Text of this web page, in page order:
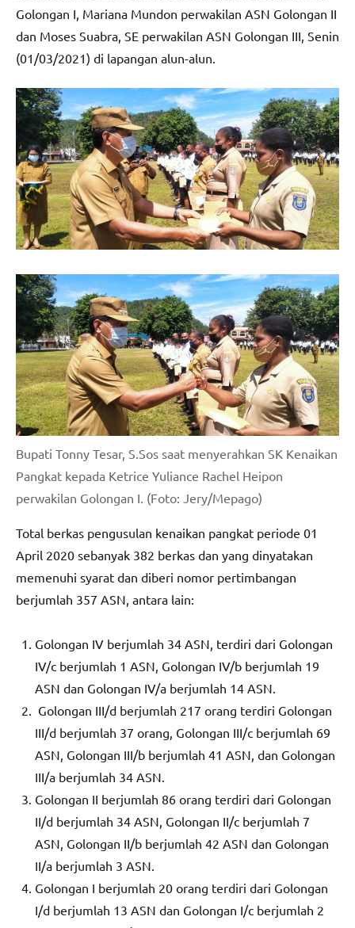
Golongan I, Mariana Mundon perwakilan ASN Golongan II
dan Moses Suabra, SE perwakilan ASN Golongan III, Senin
(01/03/2021) di lapangan alun-alun.
Bupati Tonny Tesar, S.Sos saat menyerahkan SK Kenaikan
Pangkat kepada Ketrice Yuliance Rachel Heipon
perwakilan Golongan I. (Foto: Jery/Mepago)
Total berkas pengusulan kenaikan pangkat periode 01
April 2020 sebanyak 382 berkas dan yang dinyatakan
memenuhi syarat dan diberi nomor pertimbangan
berjumlah 357 ASN, antara lain:
Golongan IV berjumlah 34 ASN, terdiri dari Golongan
IV/c berjumlah 1 ASN, Golongan IV/b berjumlah 19
ASN dan Golongan IV/a berjumlah 14 ASN.
Golongan III/d berjumlah 217 orang terdiri Golongan
III/d berjumlah 37 orang, Golongan III/c berjumlah 69
ASN, Golongan III/b berjumlah 41 ASN, dan Golongan
III/a berjumlah 34 ASN.
Golongan II berjumlah 86 orang terdiri dari Golongan
II/d berjumlah 34 ASN, Golongan II/c berjumlah 7
ASN, Golongan II/b berjumlah 42 ASN dan Golongan
II/a berjumlah 3 ASN.
Golongan I berjumlah 20 orang terdiri dari Golongan
I/d berjumlah 13 ASN dan Golongan I/c berjumlah 2